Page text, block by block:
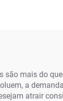
são mais do
a
atrair